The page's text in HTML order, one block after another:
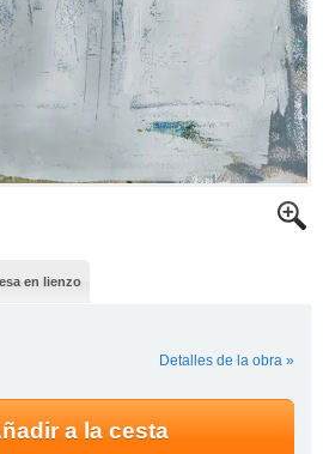
en lienzo
Detalles de la obra »
a la cesta